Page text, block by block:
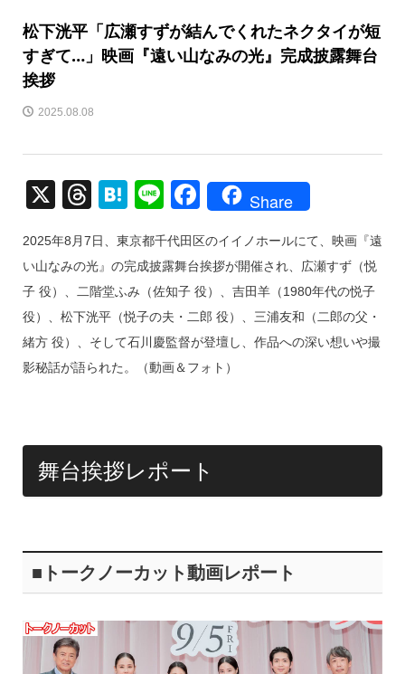
松下洸平「広瀬すずが結んでくれたネクタイが短
すぎて…」映画『遠い山なみの光』完成披露舞台
挨拶
2025.08.08
X
T
e
a
d
s
H
e
n
a
Li
e
F
c
e
b
o
o
Share
2025年8月7日、東京都千代田区のイイノホールにて、映画『遠
い山なみの光』の完成披露舞台挨拶が開催され、広瀬すず（悦
子 役）、二階堂ふみ（佐知子 役）、吉田羊（1980年代の悦子
役）、松下洸平（悦子の夫・二郎 役）、三浦友和（二郎の父・
緒方 役）、そして石川慶監督が登壇し、作品への深い想いや撮
影秘話が語られた。（動画＆フォト）
舞台挨拶レポート
■トークノーカット動画レポート